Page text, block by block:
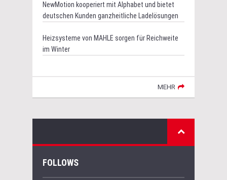
NewMotion kooperiert mit Alphabet und bietet
deutschen Kunden ganzheitliche Ladelösungen
Heizsysteme von MAHLE sorgen für Reichweite
im Winter
MEHR
FOLLOWS